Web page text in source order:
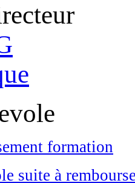
formation
suite à